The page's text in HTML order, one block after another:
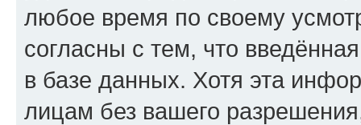
любое время по своему
согласны с тем, что
в базе данных. Хотя эта
лицам без вашего